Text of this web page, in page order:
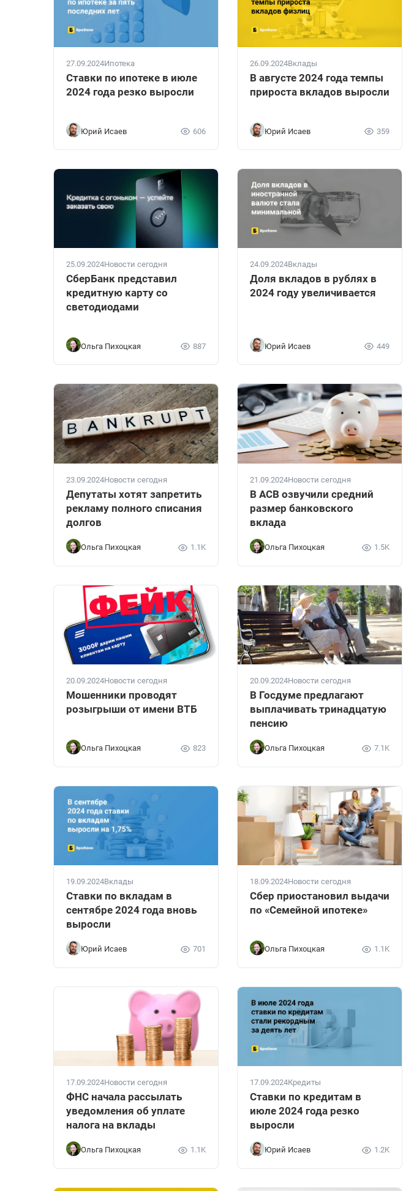
27.09.2024Ипотека
Ставки по ипотеке в июле
2024 года резко выросли
Юрий Исаев 606
26.09.2024Вклады
В августе 2024 года темпы
прироста вкладов выросли
Юрий Исаев 359
25.09.2024Новости сегодня
СберБанк представил
кредитную карту со
светодиодами
Ольга Пихоцкая 887
24.09.2024Вклады
Доля вкладов в рублях в
2024 году увеличивается
Юрий Исаев 449
23.09.2024Новости сегодня
Депутаты хотят запретить
рекламу полного списания
долгов
Ольга Пихоцкая 1.1K
21.09.2024Новости сегодня
В АСВ озвучили средний
размер банковского
вклада
Ольга Пихоцкая 1.5K
20.09.2024Новости сегодня
Мошенники проводят
розыгрыши от имени ВТБ
Ольга Пихоцкая 823
20.09.2024Новости сегодня
В Госдуме предлагают
выплачивать тринадцатую
пенсию
Ольга Пихоцкая 7.1K
19.09.2024Вклады
Ставки по вкладам в
сентябре 2024 года вновь
выросли
Юрий Исаев 701
18.09.2024Новости сегодня
Сбер приостановил выдачи
по «Семейной ипотеке»
Ольга Пихоцкая 1.1K
17.09.2024Новости сегодня
ФНС начала рассылать
уведомления об уплате
налога на вклады
Ольга Пихоцкая 1.1K
17.09.2024Кредиты
Ставки по кредитам в
июле 2024 года резко
выросли
Юрий Исаев 1.2K